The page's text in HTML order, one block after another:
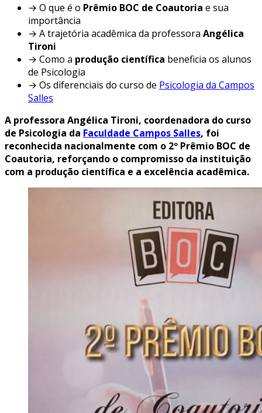
→ O que é o Prêmio BOC de Coautoria e sua
importância
→ A trajetória acadêmica da professora Angélica
Tironi
→ Como a produção científica beneficia os alunos
de Psicologia
→ Os diferenciais do curso de Psicologia da Campos
Salles
A professora Angélica Tironi, coordenadora do curso
de Psicologia da Faculdade Campos Salles, foi
reconhecida nacionalmente com o 2º Prêmio BOC de
Coautoria, reforçando o compromisso da instituição
com a produção científica e a excelência acadêmica.